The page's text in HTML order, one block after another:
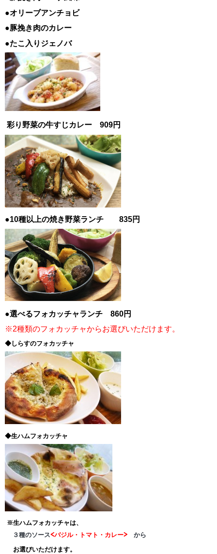
●オリーブアンチョビ
●豚挽き肉のカレー
●たこ入りジェノバ
彩り野菜の牛すじカレー 909円
●10種以上の焼き野菜ランチ 835円
●選べるフォカッチャランチ 860円
※2種類のフォカッチャからお選びいただけます。
◆しらすのフォカッチャ
◆生ハムフォカッチャ
※生ハムフォカッチャは、
３種のソース<バジル・トマト・カレー> から
お選びいただけます。